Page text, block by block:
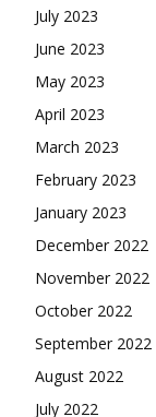
July 2023
June 2023
May 2023
April 2023
March 2023
February 2023
January 2023
December 2022
November 2022
October 2022
September 2022
August 2022
July 2022